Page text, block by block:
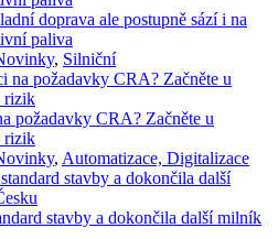
doprava ale postupně sází i na
paliva
, Silniční
požadavky CRA? Začněte u
rizik
, Automatizace, Digitalizace
stavby a dokončila další milník